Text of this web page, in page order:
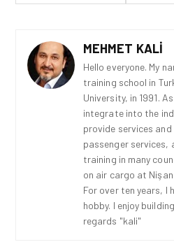
MEHMET KALI
Hello everyone. My
training school in
University, in 1991.
integrate into the
provide services
passenger
training in many
on air cargo at
For over ten years,
hobby. I enjoy
regards "kali"